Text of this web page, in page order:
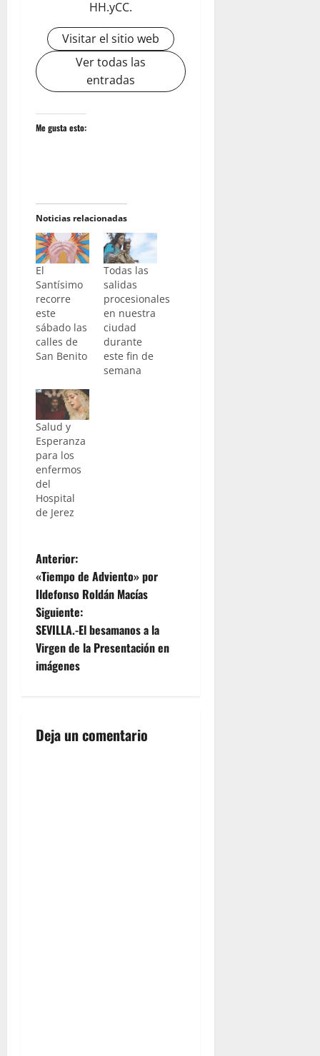
HH.yCC.
Visitar el sitio web
Ver todas las
entradas
Me gusta esto:
Noticias relacionadas
El
Santísimo
recorre
este
sábado las
calles de
San Benito
Todas las
salidas
procesionales
en nuestra
ciudad
durante
este fin de
semana
Salud y
Esperanza
para los
enfermos
del
Hospital
de Jerez
N
a
v
e
c
Anterior:
«Tiempo de Adviento» por
Ildefonso Roldán Macías
Siguiente:
SEVILLA.-El besamanos a la
Virgen de la Presentación en
imágenes
Deja un comentario